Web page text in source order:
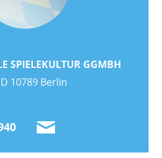
SPIELEKULTUR GGMBH
10789 Berlin